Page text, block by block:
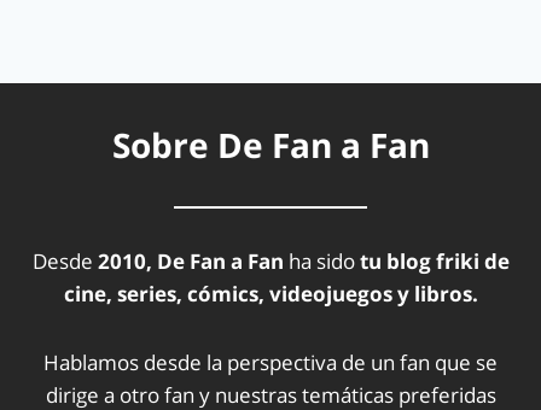
Sobre De Fan a Fan
Desde 2010, De Fan a Fan ha sidotu blog friki de
cine, series, cómics, videojuegos y libros.
Hablamos desde la perspectiva de un fan que se
dirige a otro fan y nuestras temáticas preferidas